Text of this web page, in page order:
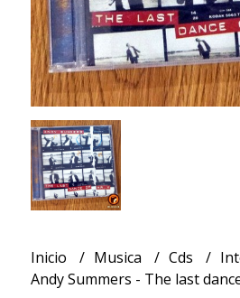
Inicio Musica Cds
Andy Summers - The last